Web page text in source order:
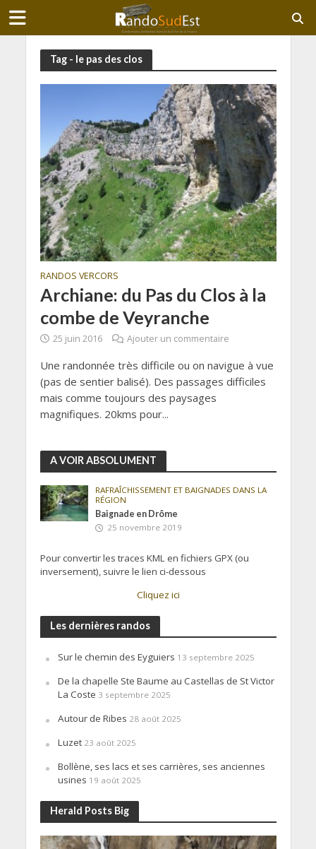
Tag - le pas des clos
RANDOS VERCORS
Archiane: du Pas du Clos à la
combe de Veyranche
25 juin 2016 Ajouter un commentaire
Une randonnée très difficile ou on navigue à vue
(pas de sentier balisé). Des passages difficiles
mais comme toujours des paysages
magnifiques. 20kms pour...
A VOIR ABSOLUMENT
RAFRAÎCHISSEMENT ET BAIGNADES DANS LA
RÉGION
Baignade en Drôme
25 novembre 2019
Pour convertir les traces KML en fichiers GPX (ou
inversement), suivre le lien ci-dessous
Cliquez ici
Les dernières randos
Sur le chemin des Eyguiers 13 septembre 2025
De la chapelle Ste Baume au Castellas de St Victor
La Coste 3 septembre 2025
Autour de Ribes 28 août 2025
Luzet 23 août 2025
Bollène, ses lacs et ses carrières, ses anciennes
usines 19 août 2025
Herald Posts Big